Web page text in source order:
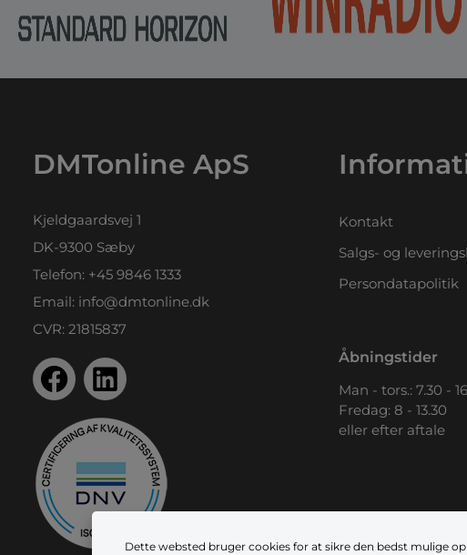
DMTonline ApS
Kjeldgaardsvej 1
DK-9300 Sæby
Telefon: +45 9846 1333
Email: info@dmtonline.dk
CVR: 21815837
Kontakt
Salgs- og
Persondatapolitik
Åbningstider
Man - tors.: 7.30 -
Fredag: 8 - 13.30
eller efter aftale
Dette websted bruger cookies for at sikre den bedst mulige